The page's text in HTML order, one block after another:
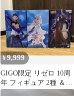
¥9,999
GIGO限定 リゼロ 10周
年 フィギュア 2種 ＆
NARUTO マダラ